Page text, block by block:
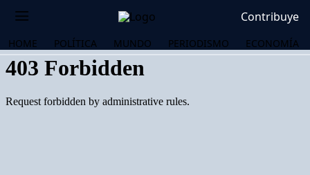
Contribuye
HOME POLÍTICA MUNDO PERIODISMO ECONOMÍA